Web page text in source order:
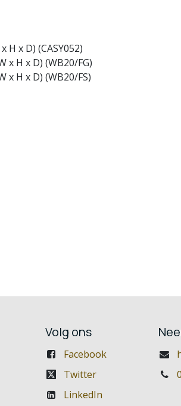
H x D) (CASY052)
x H x D) (WB20/FG)
x H x D) (WB20/FS)
Volg ons
Facebook
Twitter
LinkedIn